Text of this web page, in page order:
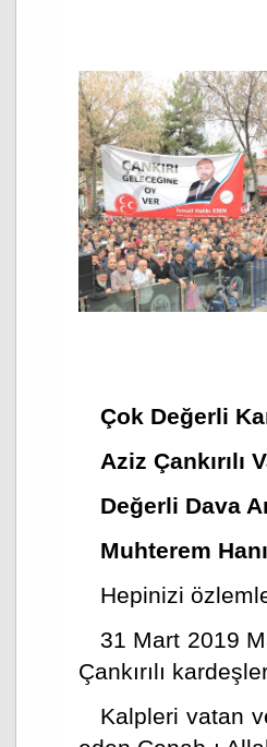
Çok Değerli
Aziz Çankırılı
Değerli Dava
Muhterem
Hepinizi
31 Mart 2019
Çankırılı
Kalpleri vatan